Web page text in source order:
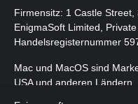
Firmensitz: 1 Castle Street,
EnigmaSoft Limited,
Handelsregisternummer
Mac und MacOS sind
USA und anderen Ländern.